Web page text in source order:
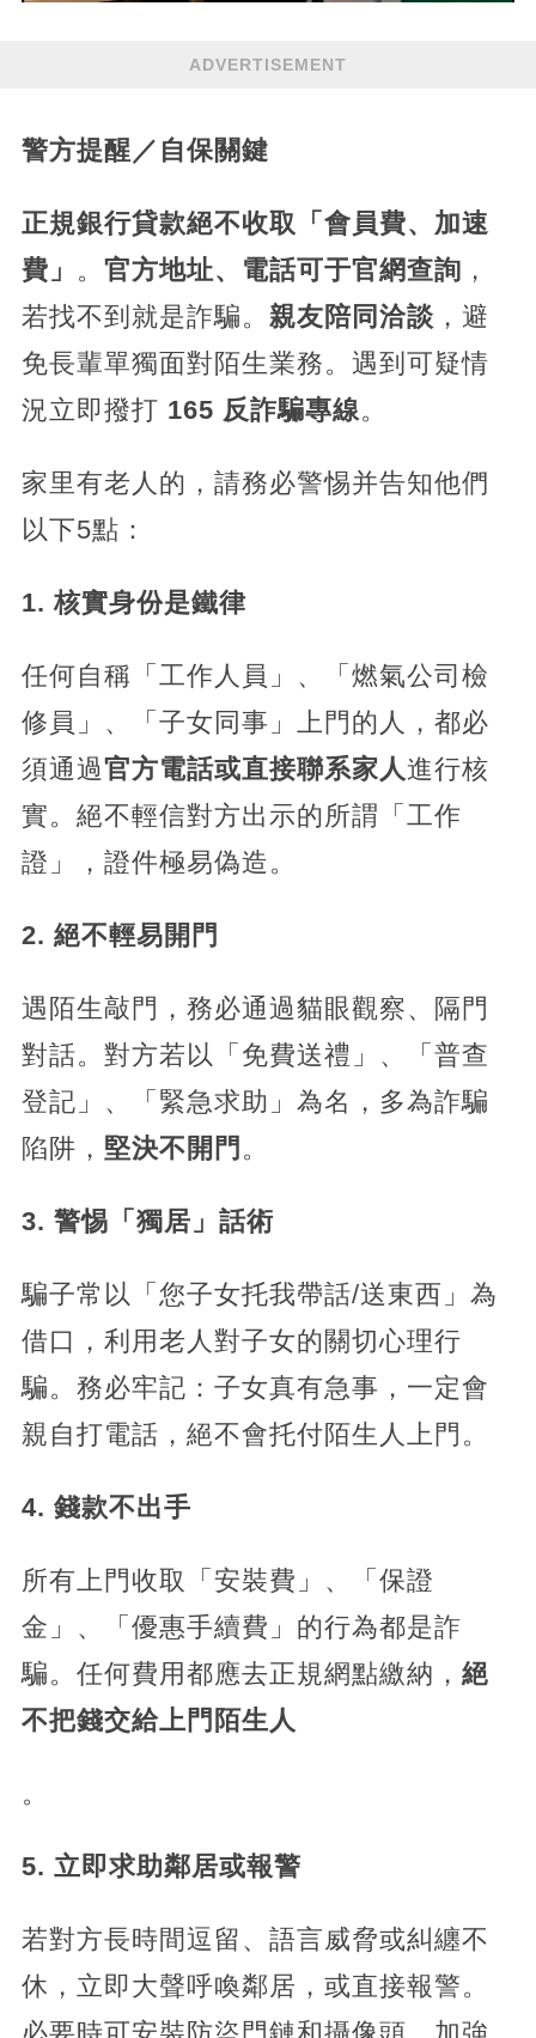
ADVERTISEMENT
警方提醒／自保關鍵
正規銀行貸款絕不收取「會員費、加速
費」 。 官方地址、電話可于官網查詢 ，
若找不到就是詐騙。 親友陪同洽談 ，避
免長輩單獨面對陌生業務。遇到可疑情
況立即撥打 165 反詐騙專線。
家里有老人的，請務必警惕并告知他們
以下5點：
​1. 核實身份是鐵律​
任何自稱「工作人員」、「燃氣公司檢
修員」、「子女同事」上門的人，都必
須通過​​官方電話或直接聯系家人​​進行核
實。絕不輕信對方出示的所謂「工作
證」，證件極易偽造。
​2. 絕不輕易開門​
遇陌生敲門，務必通過貓眼觀察、隔門
對話。對方若以「免費送禮」、「普查
登記」、「緊急求助」為名，多為詐騙
陷阱，​ ​堅決不開門​ ​。
​3. 警惕「獨居」話術​
騙子常以「您子女托我帶話/送東西」為
借口，利用老人對子女的關切心理行
騙。務必牢記：子女真有急事，一定會
親自打電話，絕不會托付陌生人上門。
​4. 錢款不出手​
所有上門收取「安裝費」、「保證
金」、「優惠手續費」的行為都是詐
騙。任何費用都應去正規網點繳納，​ ​絕
不把錢交給上門陌生人​
​。
​5. 立即求助鄰居或報警​
若對方長時間逗留、語言威脅或糾纏不
休，立即大聲呼喚鄰居，或直接報警。